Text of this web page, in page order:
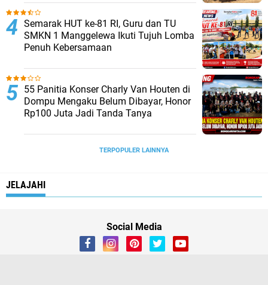
Semarak HUT ke-81 RI, Guru dan TU
SMKN 1 Manggelewa Ikuti Tujuh Lomba
Penuh Kebersamaan
55 Panitia Konser Charly Van Houten di
Dompu Mengaku Belum Dibayar, Honor
Rp100 Juta Jadi Tanda Tanya
TERPOPULER LAINNYA
JELAJAHI
Social Media